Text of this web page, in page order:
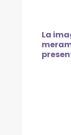
La